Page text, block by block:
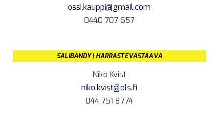
ossi.kauppi@gmail.com
0440 707 657
SALIBANDY | HARRASTEVASTAAVA
Niko Kvist
niko.kvist@ols.fi
044 751 8774